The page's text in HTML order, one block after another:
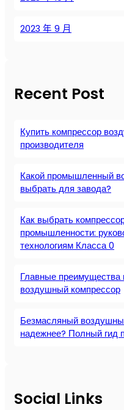
2023 年 9 月
Recent Post
Купить компрессор
производителя
Какой промышленный
выбрать для завода?
Как выбрать
промышленности:
технологиям Класса 0
Главные преимущества
воздушный компрессор
Безмасляный
надежнее? Полный гид
Social Links